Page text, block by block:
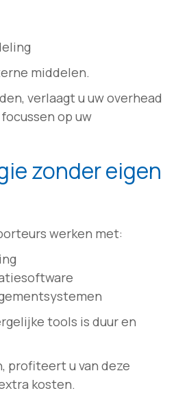
middelen.
verlaagt u uw overhead
op uw
zonder eigen
werken met:
tools is duur en
profiteert u van deze
kosten.